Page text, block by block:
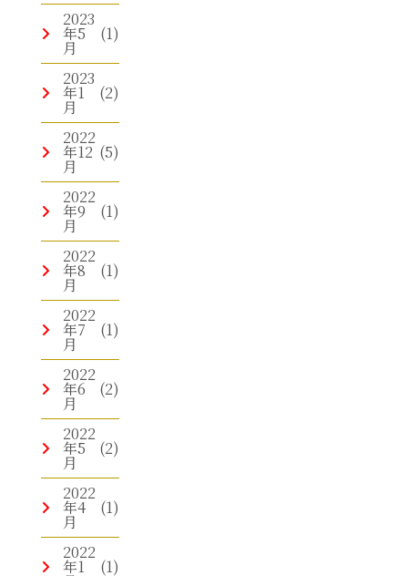
2023
年5
月
(1)
2023
年1
月
(2)
2022
年12
月
(5)
2022
年9
月
(1)
2022
年8
月
(1)
2022
年7
月
(1)
2022
年6
月
(2)
2022
年5
月
(2)
2022
年4
月
(1)
2022
年1 (1)